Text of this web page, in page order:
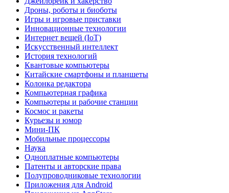
Дроны, роботы и биоботы
Игры и игровые приставки
Инновационные технологии
Интернет вещей (IoT)
Искусственный интеллект
История технологий
Квантовые компьютеры
Китайские смартфоны и планшеты
Колонка редактора
Компьютерная графика
Компьютеры и рабочие станции
Космос и ракеты
Курьезы и юмор
Мини-ПК
Мобильные процессоры
Наука
Одноплатные компьютеры
Патенты и авторские права
Полупроводниковые технологии
Приложения для Android